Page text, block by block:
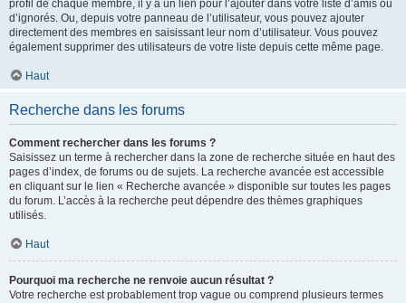
profil de chaque membre, il y a un lien pour l’ajouter dans votre liste d’amis ou
d’ignorés. Ou, depuis votre panneau de l’utilisateur, vous pouvez ajouter
directement des membres en saisissant leur nom d’utilisateur. Vous pouvez
également supprimer des utilisateurs de votre liste depuis cette même page.
Haut
Recherche dans les forums
Comment rechercher dans les forums ?
Saisissez un terme à rechercher dans la zone de recherche située en haut des
pages d’index, de forums ou de sujets. La recherche avancée est accessible
en cliquant sur le lien « Recherche avancée » disponible sur toutes les pages
du forum. L’accès à la recherche peut dépendre des thèmes graphiques
utilisés.
Haut
Pourquoi ma recherche ne renvoie aucun résultat ?
Votre recherche est probablement trop vague ou comprend plusieurs termes